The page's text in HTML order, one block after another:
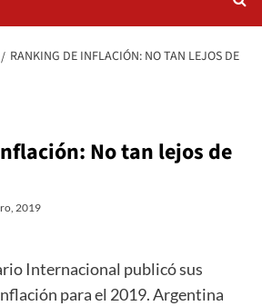
RANKING DE INFLACIÓN: NO TAN LEJOS DE
No tan lejos de
2019
Internacional publicó sus
para el 2019. Argentina